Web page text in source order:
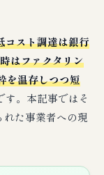
コスト調達は銀行
はファクタリン
を温存しつつ短
す。本記事ではそ
た事業者への現